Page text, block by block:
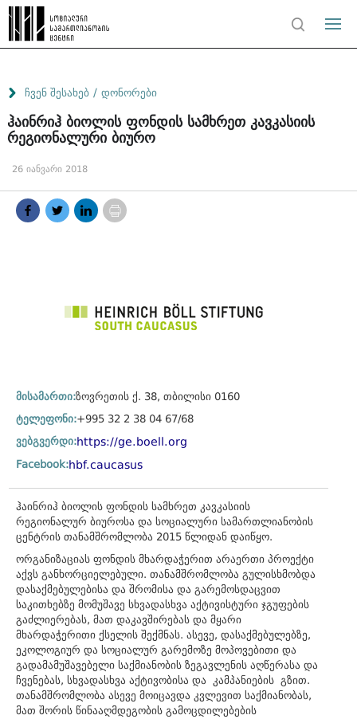
ჩვენ შესახებ /დონორები
ჰაინრიჰ ბიოლის ფონდის სამხრეთ კავკასიის
რეგიონალური ბიურო
26 იანვარი 2018
მისამართი:ზოვრეთის ქ. 38, თბილისი 0160
ტელეფონი:+995 32 2 38 04 67/68
ვებგვერდი:https://ge.boell.org
Facebook:hbf.caucasus
ჰაინრიჰ ბიოლის ფონდის სამხრეთ კავკასიის
რეგიონალურ ბიუროსა და სოციალური სამართლიანობის
ცენტრის თანამშრომლობა 2015 წლიდან დაიწყო.
ორგანიზაციას ფონდის მხარდაჭერით არაერთი პროექტი
აქვს განხორციელებული. თანამშრომლობა გულისხმობდა
დასაქმებულებისა და შრომისა და გარემოსდაცვით
საკითხებზე მომუშავე სხვადასხვა აქტივისტური ჯგუფების
გაძლიერებას, მათ დაკავშირებას და მყარი
მხარდაჭერითი ქსელის შექმნას. ასევე, დასაქმებულებზე,
ეკოლოგიურ და სოციალურ გარემოზე მოპოვებითი და
გადამამუშავებელი საქმიანობის ზეგავლენის აღწერასა და
ჩვენებას, სხვადასხვა აქტივობისა და კამპანიების გზით.
თანამშრომლობა ასევე მოიცავდა კვლევით საქმიანობას,
მათ შორის წინააღმდეგობის გამოცდილებების